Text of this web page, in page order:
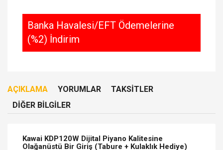
Banka Havalesi/EFT Ödemelerine
(%2) İndirim
AÇIKLAMA YORUMLAR
TAKSITLER
DIĞER BILGILER
Kawai KDP120W Dijital Piyano Kalitesine
Olağanüstü Bir Giriş (Tabure + Kulaklık Hediye)